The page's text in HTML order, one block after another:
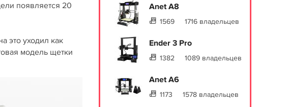
появляется 20
это уходил как
модель щетки
Anet A8
1569 1716 владельцев
Ender 3 Pro
1382 1089 владельцев
Anet A6
1173 1578 владельцев